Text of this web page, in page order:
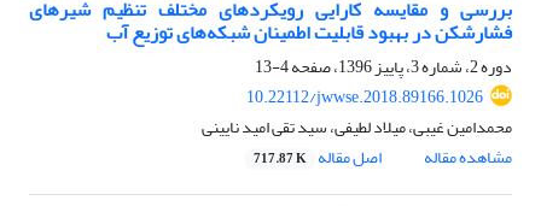
بررسی و مقایسه کارایی رویکردهای مختلف تنظیم شیرهای
فشارشکن در بهبود قابلیت اطمینان شبکه‌های توزیع آب
دوره 2، شماره 3، پاییز 1396، صفحه
4-13
10.22112/jwwse.2018.89166.1026
محمدامین غیبی، میلاد لطیفی، سید تقی امید نایینی
مشاهده مقاله
اصل مقاله 717.87 K